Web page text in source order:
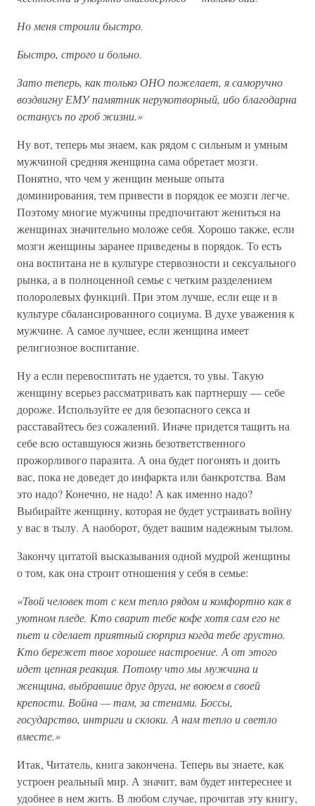
Но меня строили быстро.
Быстро, строго и больно.
Зато теперь, как только ОНО пожелает, я саморучно
воздвигну ЕМУ памятник нерукотворный, ибо благодарна
останусь по гроб жизни.»
Ну вот, теперь мы знаем, как рядом с сильным и умным
мужчиной средняя женщина сама обретает мозги.
Понятно, что чем у женщин меньше опыта
доминирования, тем привести в порядок ее мозги легче.
Поэтому многие мужчины предпочитают жениться на
женщинах значительно моложе себя. Хорошо также, если
мозги женщины заранее приведены в порядок. То есть
она воспитана не в культуре стервозности и сексуального
рынка, а в полноценной семье с четким разделением
полоролевых функций. При этом лучше, если еще и в
культуре сбалансированного социума. В духе уважения к
мужчине. А самое лучшее, если женщина имеет
религиозное воспитание.
Ну а если перевоспитать не удается, то увы. Такую
женщину всерьез рассматривать как партнершу — себе
дороже. Используйте ее для безопасного секса и
расставайтесь без сожалений. Иначе придется тащить на
себе всю оставшуюся жизнь безответственного
прожорливого паразита. А она будет погонять и доить
вас, пока не доведет до инфаркта или банкротства. Вам
это надо? Конечно, не надо! А как именно надо?
Выбирайте женщину, которая не будет устраивать войну
у вас в тылу. А наоборот, будет вашим надежным тылом.
Закончу цитатой высказывания одной мудрой женщины
о том, как она строит отношения у себя в семье:
«Твой человек тот с кем тепло рядом и комфортно как в
уютном пледе. Кто сварит тебе кофе хотя сам его не
пьет и сделает приятный сюрприз когда тебе грустно.
Кто бережет твое хорошее настроение. А от этого
идет цепная реакция. Потому что мы мужчина и
женщина, выбравшие друг друга, не воюем в своей
крепости. Война — там, за стенами. Боссы,
государство, интриги и склоки. А нам тепло и светло
вместе.»
Итак, Читатель, книга закончена. Теперь вы знаете, как
устроен реальный мир. А значит, вам будет интереснее и
удобнее в нем жить. В любом случае, прочитав эту книгу,